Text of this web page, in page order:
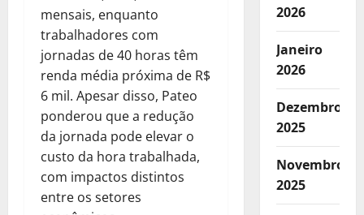
mensais, enquanto
trabalhadores com
jornadas de 40 horas têm
renda média próxima de R$
6 mil. Apesar disso, Pateo
ponderou que a redução
da jornada pode elevar o
custo da hora trabalhada,
com impactos distintos
entre os setores
2026
Janeiro
2026
Dezembro
2025
Novembro
2025